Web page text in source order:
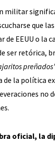
militar
que
EEUU o la
ser retórica,
de la política
no
oficial, la